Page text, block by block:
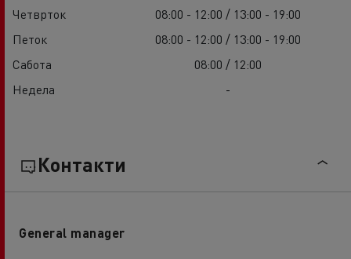
Четврток
08:00 - 12:00 / 13:00 - 19:00
Петок
08:00 - 12:00 / 13:00 - 19:00
Сабота
08:00 / 12:00
Недела
-
Контакти
General manager